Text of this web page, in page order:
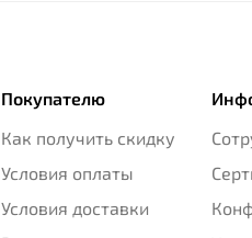
Покупателю
Как получить скидку
Условия оплаты
Условия доставки